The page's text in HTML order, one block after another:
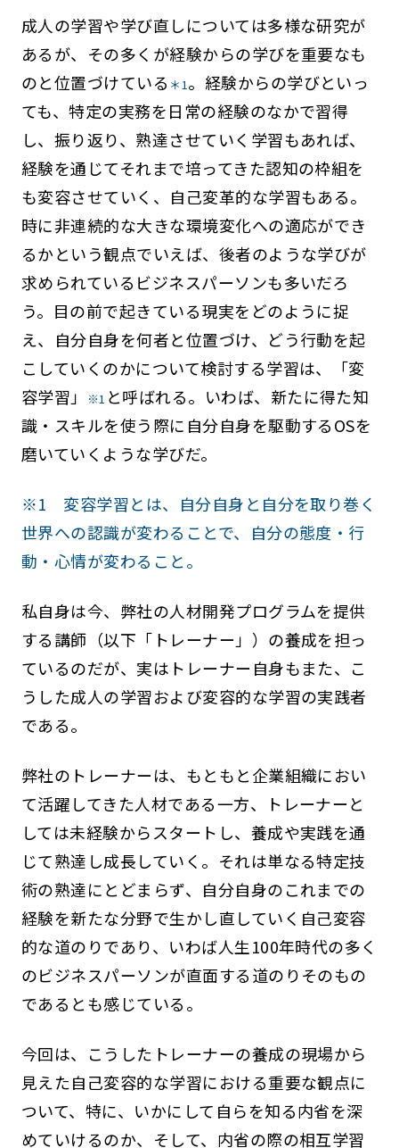
成人の学習や学び直しについては多様な研究が
あるが、その多くが経験からの学びを重要なも
のと位置づけている ＊1。経験からの学びといっ
ても、特定の実務を日常の経験のなかで習得
し、振り返り、熟達させていく学習もあれば、
経験を通じてそれまで培ってきた認知の枠組を
も変容させていく、自己変革的な学習もある。
時に非連続的な大きな環境変化への適応ができ
るかという観点でいえば、後者のような学びが
求められているビジネスパーソンも多いだろ
う。目の前で起きている現実をどのように捉
え、自分自身を何者と位置づけ、どう行動を起
こしていくのかについて検討する学習は、「変
容学習」
※1 と呼ばれる。いわば、新たに得た知
識・スキルを使う際に自分自身を駆動するOSを
磨いていくような学びだ。
※1 変容学習とは、自分自身と自分を取り巻く
世界への認識が変わることで、自分の態度・行
動・心情が変わること。
私自身は今、弊社の人材開発プログラムを提供
する講師（以下「トレーナー」）の養成を担っ
ているのだが、実はトレーナー自身もまた、こ
うした成人の学習および変容的な学習の実践者
である。
弊社のトレーナーは、もともと企業組織におい
て活躍してきた人材である一方、トレーナーと
しては未経験からスタートし、養成や実践を通
じて熟達し成長していく。それは単なる特定技
術の熟達にとどまらず、自分自身のこれまでの
経験を新たな分野で生かし直していく自己変容
的な道のりであり、いわば人生100年時代の多く
のビジネスパーソンが直面する道のりそのもの
であるとも感じている。
今回は、こうしたトレーナーの養成の現場から
見えた自己変容的な学習における重要な観点に
ついて、特に、いかにして自らを知る内省を深
めていけるのか、そして、内省の際の相互学習